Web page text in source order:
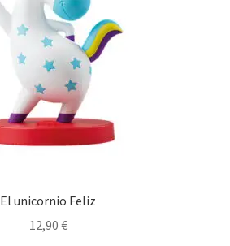
El unicornio Feliz
12,90 €